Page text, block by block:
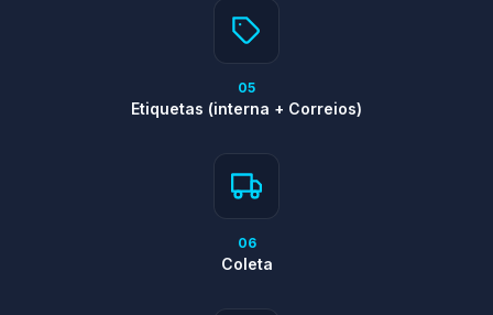
05
Etiquetas (interna + Correios)
06
Coleta